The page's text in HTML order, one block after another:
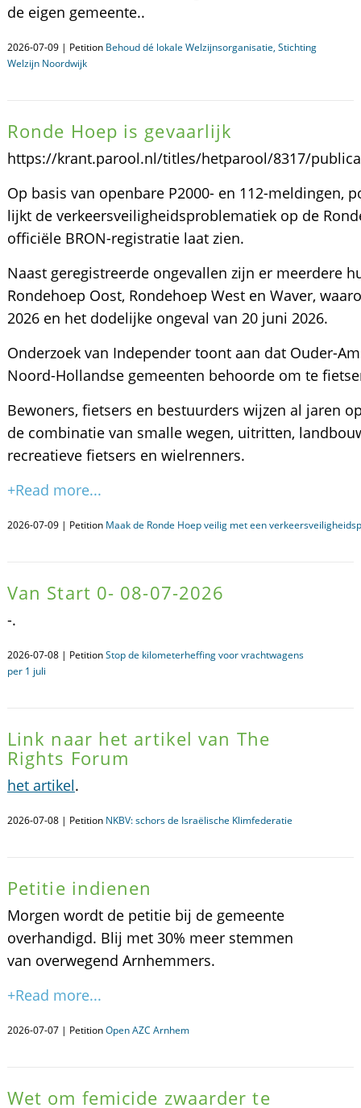
de eigen gemeente..
2026-07-09 | Petition Behoud dé lokale Welzijnsorganisatie, Stichting
Welzijn Noordwijk
Ronde Hoep is gevaarlijk
https://krant.parool.nl/titles/hetparool/8317/
Op basis van openbare P2000- en 112-meldingen,
lijkt de verkeersveiligheidsproblematiek op de
officiële BRON-registratie laat zien.
Naast geregistreerde ongevallen zijn er meerdere
Rondehoep Oost, Rondehoep West en Waver,
2026 en het dodelijke ongeval van 20 juni 2026.
Onderzoek van Independer toont aan dat Ouder-
Noord-Hollandse gemeenten behoorde om te
Bewoners, fietsers en bestuurders wijzen al jaren
de combinatie van smalle wegen, uitritten,
recreatieve fietsers en wielrenners.
+Read more...
2026-07-09 | Petition Maak de Ronde Hoep veilig met een
Van Start 0- 08-07-2026
-.
2026-07-08 | PetitionStop de kilometerheffing voor vrachtwagens
per 1 juli
Link naar het artikel van The
Rights Forum
het artikel.
2026-07-08 | Petition NKBV: schors de Israëlische Klimfederatie
Petitie indienen
Morgen wordt de petitie bij de gemeente
overhandigd. Blij met 30% meer stemmen
van overwegend Arnhemmers.
+Read more...
2026-07-07 | PetitionOpen AZC Arnhem
Wet om femicide zwaarder te